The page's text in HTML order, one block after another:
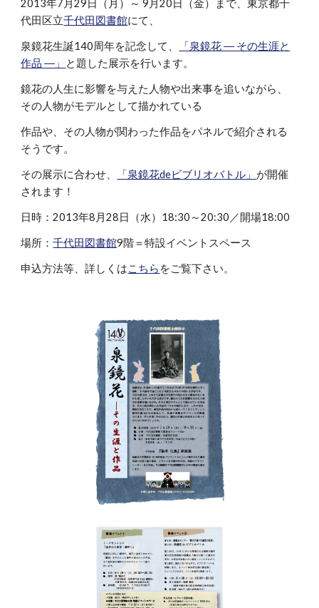
2013年7月29日（月）～ 9月20日（金）まで、東京都千
代田区立千代田図書館にて、
泉鏡花生誕140周年を記念して、
「泉鏡花 ― その生涯と
作品 ―」 と題した展示を行います。
鏡花の人生に影響を与えた人物や出来事を追いながら、
その人物がモデルとして描かれている
作品や、その人物が関わった作品をパネルで紹介される
そうです。
その展示に合わせ、 「泉鏡花deビブリオバトル」 が開催
されます！
日時：2013年8月28日（水）18:30～20:30／開場18:00
場所：千代田図書館9階＝特設イベントスペース
申込方法等、詳しくはこちら をご覧下さい。